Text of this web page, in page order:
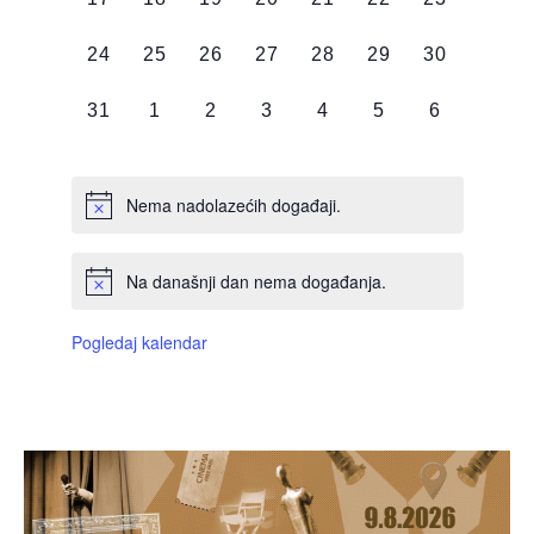
0
24
0
25
0
26
0
27
0
28
0
29
0
30
0
31
0
1
0
2
0
3
0
4
0
5
0
6
Nema nadolazećih događaji.
Na današnji dan nema događanja.
Pogledaj kalendar